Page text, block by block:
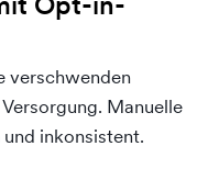
verschwenden
Manuelle
inkonsistent.